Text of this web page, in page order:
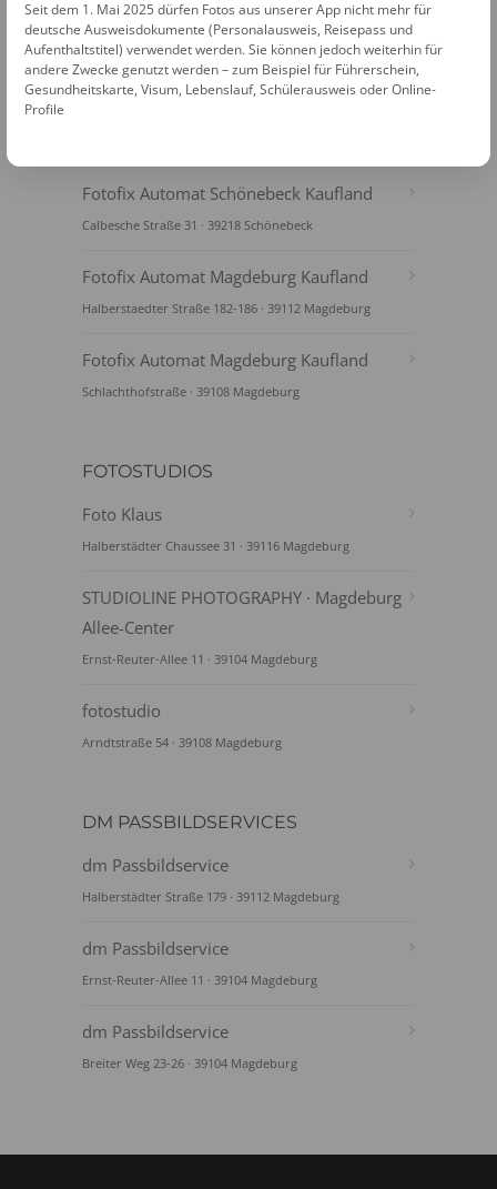
Fotofix Automat Schönebeck Kaufland
Calbesche Straße 31 · 39218 Schönebeck
Fotofix Automat Magdeburg Kaufland
Halberstaedter Straße 182-186 · 39112 Magdeburg
Fotofix Automat Magdeburg Kaufland
Schlachthofstraße · 39108 Magdeburg
FOTOSTUDIOS
Foto Klaus
Halberstädter Chaussee 31 · 39116 Magdeburg
STUDIOLINE PHOTOGRAPHY · Magdeburg
Allee-Center
Ernst-Reuter-Allee 11 · 39104 Magdeburg
fotostudio
Arndtstraße 54 · 39108 Magdeburg
DM PASSBILDSERVICES
dm Passbildservice
Halberstädter Straße 179 · 39112 Magdeburg
dm Passbildservice
Ernst-Reuter-Allee 11 · 39104 Magdeburg
dm Passbildservice
Breiter Weg 23-26 · 39104 Magdeburg
Seit dem 1. Mai 2025 dürfen Fotos aus unserer App nicht mehr für
deutsche Ausweisdokumente (Personalausweis, Reisepass und
Aufenthaltstitel) verwendet werden. Sie können jedoch weiterhin für
andere Zwecke genutzt werden – zum Beispiel für Führerschein,
Gesundheitskarte, Visum, Lebenslauf, Schülerausweis oder Online-
Profile